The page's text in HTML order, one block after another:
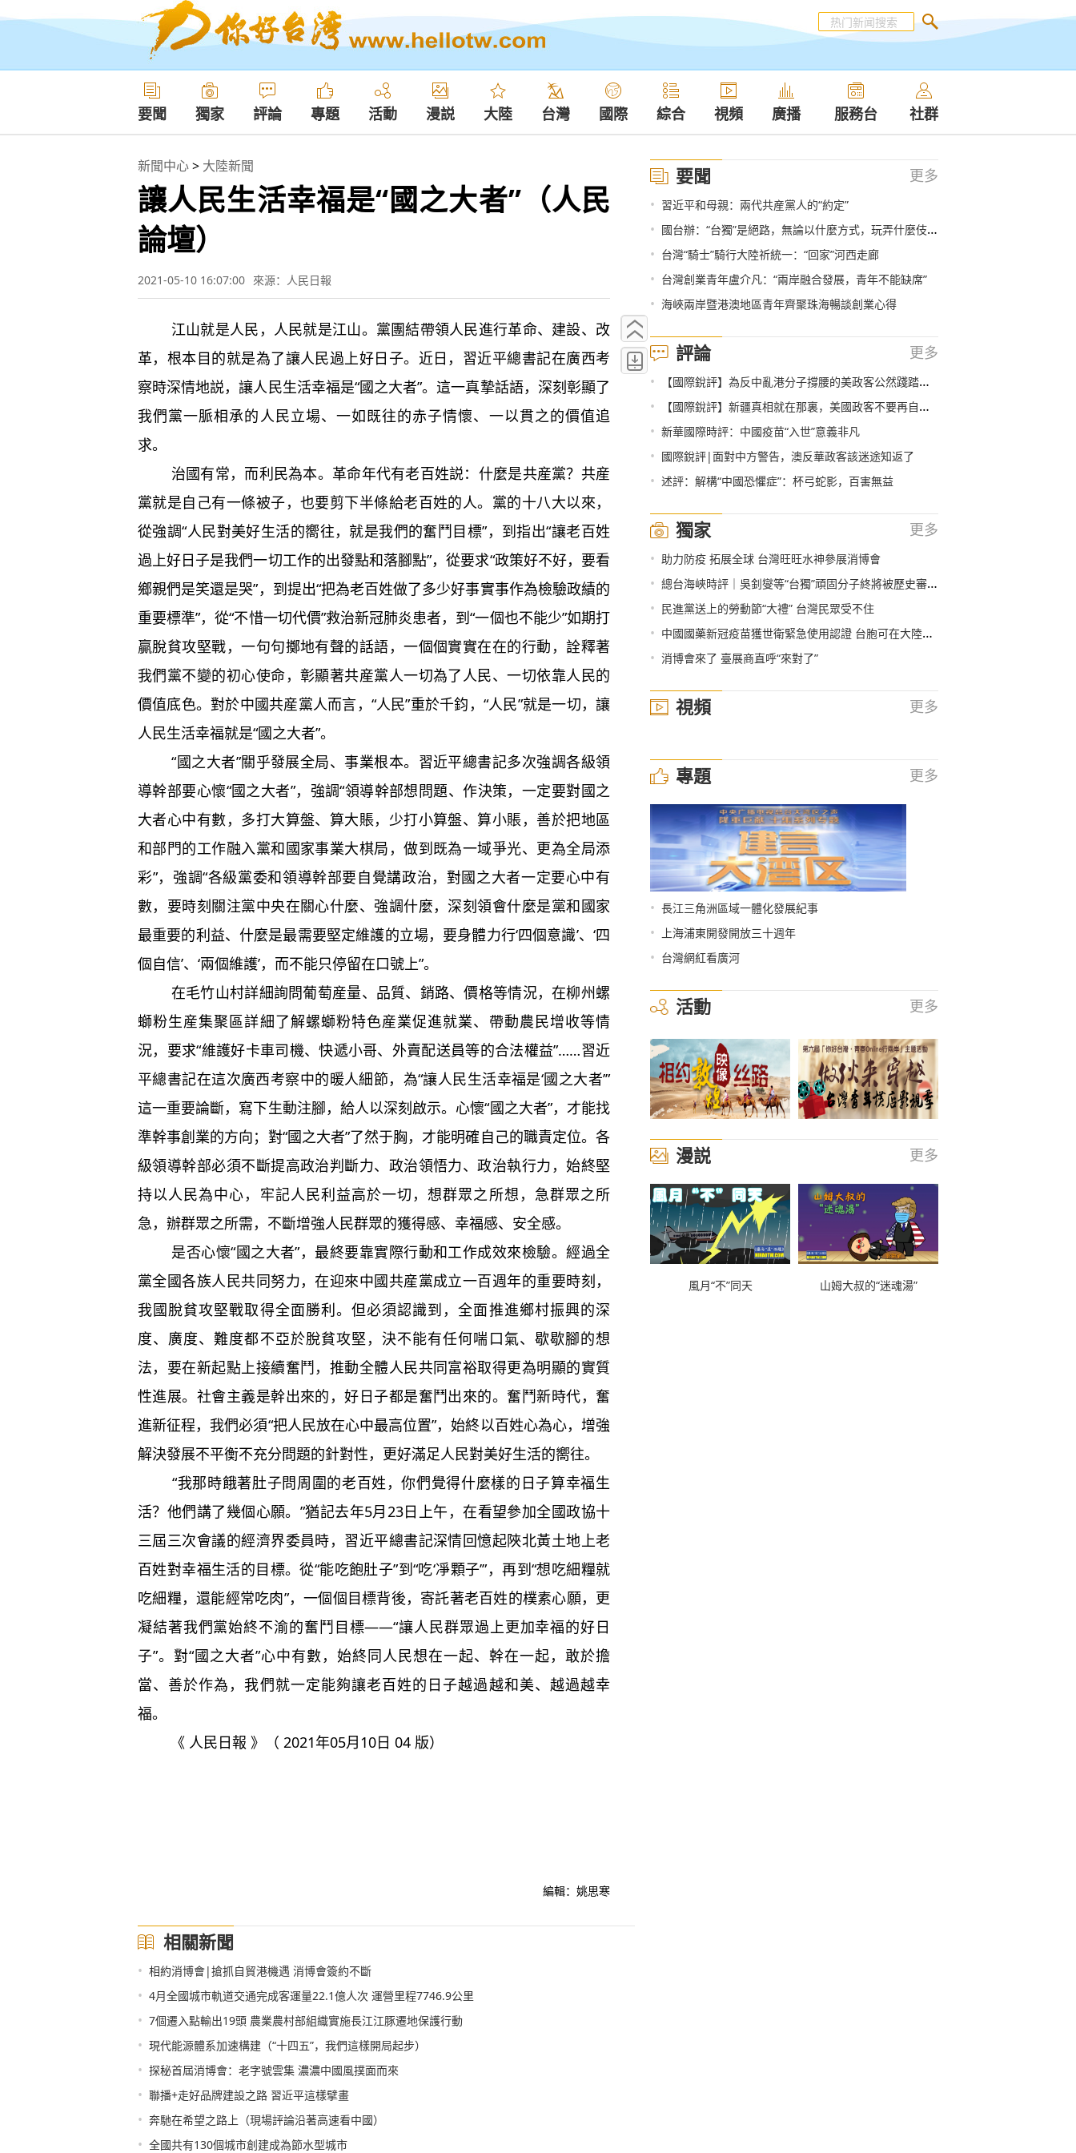
要聞 獨家 評論 專題 活動 漫説 大陸 台灣 國際 綜合 視頻 廣播 服務台 社群
新聞中心> 大陸新聞
讓人民生活幸福是“國之大者”（人民
論壇）
2021-05-10 16:07:00 來源：人民日報
江山就是人民，人民就是江山。黨團結帶領人民進行革命、建設、改
革，根本目的就是為了讓人民過上好日子。近日，習近平總書記在廣西考
察時深情地説，讓人民生活幸福是“國之大者”。這一真摯話語，深刻彰顯了
我們黨一脈相承的人民立場、一如既往的赤子情懷、一以貫之的價值追
求。
治國有常，而利民為本。革命年代有老百姓説：什麼是共産黨？共産
黨就是自己有一條被子，也要剪下半條給老百姓的人。黨的十八大以來，
從強調“人民對美好生活的嚮往，就是我們的奮鬥目標”，到指出“讓老百姓
過上好日子是我們一切工作的出發點和落腳點”，從要求“政策好不好，要看
鄉親們是笑還是哭”，到提出“把為老百姓做了多少好事實事作為檢驗政績的
重要標準”，從“不惜一切代價”救治新冠肺炎患者，到“一個也不能少”如期打
贏脫貧攻堅戰，一句句擲地有聲的話語，一個個實實在在的行動，詮釋著
我們黨不變的初心使命，彰顯著共産黨人一切為了人民、一切依靠人民的
價值底色。對於中國共産黨人而言，“人民”重於千鈞，“人民”就是一切，讓
人民生活幸福就是“國之大者”。
“國之大者”關乎發展全局、事業根本。習近平總書記多次強調各級領
導幹部要心懷“國之大者”，強調“領導幹部想問題、作決策，一定要對國之
大者心中有數，多打大算盤、算大賬，少打小算盤、算小賬，善於把地區
和部門的工作融入黨和國家事業大棋局，做到既為一域爭光、更為全局添
彩”，強調“各級黨委和領導幹部要自覺講政治，對國之大者一定要心中有
數，要時刻關注黨中央在關心什麼、強調什麼，深刻領會什麼是黨和國家
最重要的利益、什麼是最需要堅定維護的立場，要身體力行‘四個意識’、‘四
個自信’、‘兩個維護’，而不能只停留在口號上”。
在毛竹山村詳細詢問葡萄産量、品質、銷路、價格等情況，在柳州螺
螄粉生産集聚區詳細了解螺螄粉特色産業促進就業、帶動農民增收等情
況，要求“維護好卡車司機、快遞小哥、外賣配送員等的合法權益”……習近
平總書記在這次廣西考察中的暖人細節，為“讓人民生活幸福是‘國之大者’”
這一重要論斷，寫下生動注腳，給人以深刻啟示。心懷“國之大者”，才能找
準幹事創業的方向；對“國之大者”了然于胸，才能明確自己的職責定位。各
級領導幹部必須不斷提高政治判斷力、政治領悟力、政治執行力，始終堅
持以人民為中心，牢記人民利益高於一切，想群眾之所想，急群眾之所
急，辦群眾之所需，不斷增強人民群眾的獲得感、幸福感、安全感。
是否心懷“國之大者”，最終要靠實際行動和工作成效來檢驗。經過全
黨全國各族人民共同努力，在迎來中國共産黨成立一百週年的重要時刻，
我國脫貧攻堅戰取得全面勝利。但必須認識到，全面推進鄉村振興的深
度、廣度、難度都不亞於脫貧攻堅，決不能有任何喘口氣、歇歇腳的想
法，要在新起點上接續奮鬥，推動全體人民共同富裕取得更為明顯的實質
性進展。社會主義是幹出來的，好日子都是奮鬥出來的。奮鬥新時代，奮
進新征程，我們必須“把人民放在心中最高位置”，始終以百姓心為心，增強
解決發展不平衡不充分問題的針對性，更好滿足人民對美好生活的嚮往。
“我那時餓著肚子問周圍的老百姓，你們覺得什麼樣的日子算幸福生
活？他們講了幾個心願。”猶記去年5月23日上午，在看望參加全國政協十
三屆三次會議的經濟界委員時，習近平總書記深情回憶起陜北黃土地上老
百姓對幸福生活的目標。從“能吃飽肚子”到“吃‘凈顆子’”，再到“想吃細糧就
吃細糧，還能經常吃肉”，一個個目標背後，寄託著老百姓的樸素心願，更
凝結著我們黨始終不渝的奮鬥目標——“讓人民群眾過上更加幸福的好日
子”。對“國之大者”心中有數，始終同人民想在一起、幹在一起，敢於擔
當、善於作為，我們就一定能夠讓老百姓的日子越過越和美、越過越幸
福。
《 人民日報 》（ 2021年05月10日 04 版）
編輯：姚思寒
相關新聞
• 相約消博會|搶抓自貿港機遇 消博會簽約不斷
• 4月全國城市軌道交通完成客運量22.1億人次 運營里程7746.9公里
• 7個遷入點輸出19頭 農業農村部組織實施長江江豚遷地保護行動
• 現代能源體系加速構建（“十四五”，我們這樣開局起步）
• 探秘首屆消博會：老字號雲集 濃濃中國風撲面而來
• 聯播+走好品牌建設之路 習近平這樣擘畫
• 奔馳在希望之路上（現場評論沿著高速看中國）
• 全國共有130個城市創建成為節水型城市
要聞 更多
• 習近平和母親：兩代共産黨人的“約定”
• 國台辦：“台獨”是絕路，無論以什麼方式，玩弄什麼伎倆都不可能得逞
• 台灣“騎士”騎行大陸祈統一：“回家”河西走廊
• 台灣創業青年盧介凡：“兩岸融合發展，青年不能缺席”
• 海峽兩岸暨港澳地區青年齊聚珠海暢談創業心得
評論 更多
• 【國際銳評】為反中亂港分子撐腰的美政客公然踐踏法治
• 【國際銳評】新疆真相就在那裏，美國政客不要再自欺欺人了
• 新華國際時評：中國疫苗“入世”意義非凡
• 國際銳評|面對中方警告，澳反華政客該迷途知返了
• 述評：解構“中國恐懼症”：杯弓蛇影，百害無益
獨家 更多
• 助力防疫 拓展全球 台灣旺旺水神參展消博會
• 總台海峽時評｜吳釗燮等“台獨”頑固分子終將被歷史審判和清算
• 民進黨送上的勞動節“大禮” 台灣民眾受不住
• 中國國藥新冠疫苗獲世衛緊急使用認證 台胞可在大陸登記接種
• 消博會來了 臺展商直呼“來對了”
視頻 更多
專題 更多
• 長江三角洲區域一體化發展紀事
• 上海浦東開發開放三十週年
• 台灣網紅看廣河
活動 更多
漫説 更多
風月“不”同天 山姆大叔的“迷魂湯”